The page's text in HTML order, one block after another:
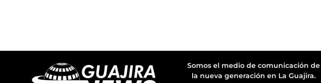
Somos el medio de comunicación de
la nueva generación en La Guajira.